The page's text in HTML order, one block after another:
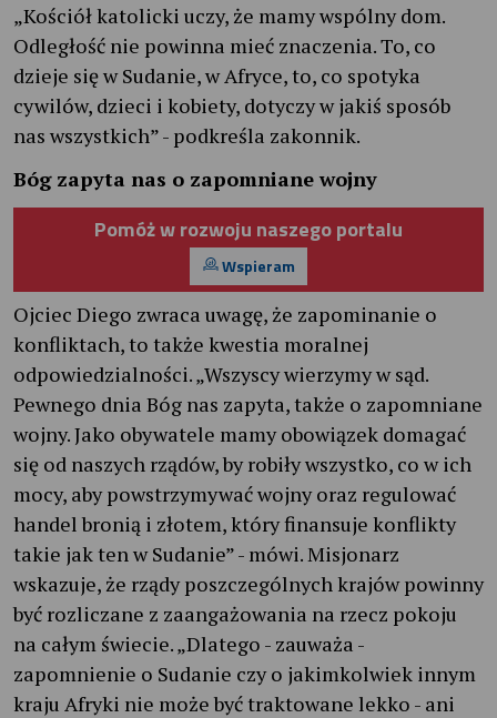
„Kościół katolicki uczy, że mamy wspólny dom.
Odległość nie powinna mieć znaczenia. To, co
dzieje się w Sudanie, w Afryce, to, co spotyka
cywilów, dzieci i kobiety, dotyczy w jakiś sposób
nas wszystkich” - podkreśla zakonnik.
Bóg zapyta nas o zapomniane wojny
Pomóż w rozwoju naszego portalu
Wspieram
Ojciec Diego zwraca uwagę, że zapominanie o
konfliktach, to także kwestia moralnej
odpowiedzialności. „Wszyscy wierzymy w sąd.
Pewnego dnia Bóg nas zapyta, także o zapomniane
wojny. Jako obywatele mamy obowiązek domagać
się od naszych rządów, by robiły wszystko, co w ich
mocy, aby powstrzymywać wojny oraz regulować
handel bronią i złotem, który finansuje konflikty
takie jak ten w Sudanie” - mówi. Misjonarz
wskazuje, że rządy poszczególnych krajów powinny
być rozliczane z zaangażowania na rzecz pokoju
na całym świecie. „Dlatego - zauważa -
zapomnienie o Sudanie czy o jakimkolwiek innym
kraju Afryki nie może być traktowane lekko - ani